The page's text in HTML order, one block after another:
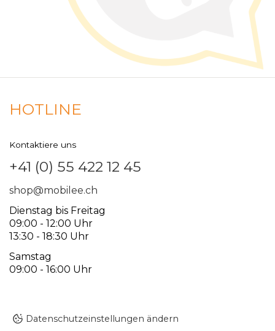
HOTLINE
Kontaktiere uns
+41 (0) 55 422 12 45
shop@mobilee.ch
Dienstag bis Freitag
09:00 - 12:00 Uhr
13:30 - 18:30 Uhr
Samstag
09:00 - 16:00 Uhr
Datenschutzeinstellungen ändern